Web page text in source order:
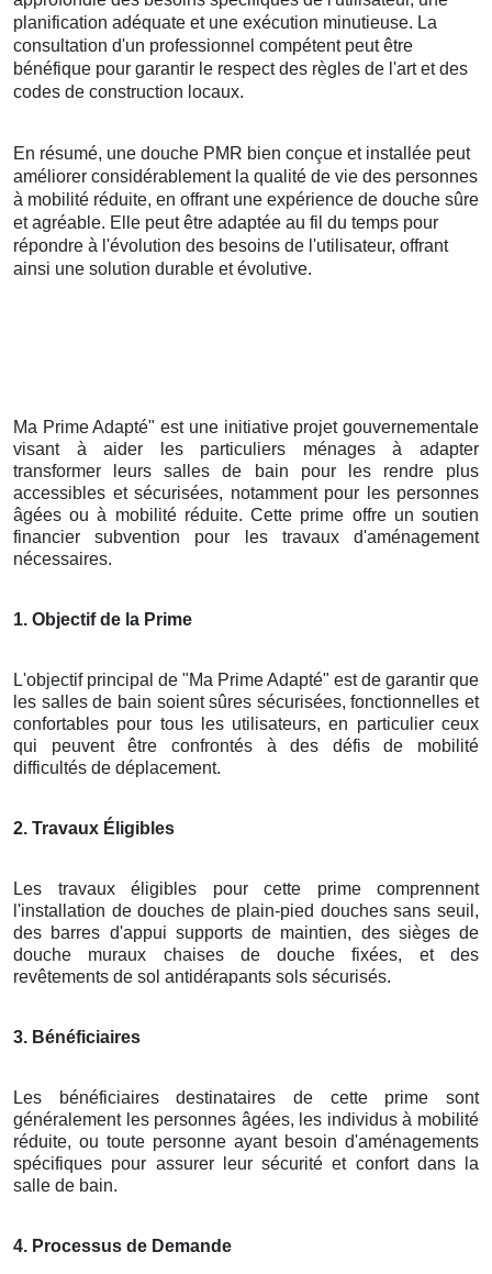
planification adéquate et une exécution minutieuse. La
consultation d'un professionnel compétent peut être
bénéfique pour garantir le respect des règles de l'art et des
codes de construction locaux.
En résumé, une douche PMR bien conçue et installée peut
améliorer considérablement la qualité de vie des personnes
à mobilité réduite, en offrant une expérience de douche sûre
et agréable. Elle peut être adaptée au fil du temps pour
répondre à l'évolution des besoins de l'utilisateur, offrant
ainsi une solution durable et évolutive.
Ma Prime Adapté" est une initiative projet gouvernementale
visant à aider les particuliers ménages à adapter
transformer leurs salles de bain pour les rendre plus
accessibles et sécurisées, notamment pour les personnes
âgées ou à mobilité réduite. Cette prime offre un soutien
financier subvention pour les travaux d'aménagement
nécessaires.
1. Objectif de la Prime
L'objectif principal de "Ma Prime Adapté" est de garantir que
les salles de bain soient sûres sécurisées, fonctionnelles et
confortables pour tous les utilisateurs, en particulier ceux
qui peuvent être confrontés à des défis de mobilité
difficultés de déplacement.
2. Travaux Éligibles
Les travaux éligibles pour cette prime comprennent
l'installation de douches de plain-pied douches sans seuil,
des barres d'appui supports de maintien, des sièges de
douche muraux chaises de douche fixées, et des
revêtements de sol antidérapants sols sécurisés.
3. Bénéficiaires
Les bénéficiaires destinataires de cette prime sont
généralement les personnes âgées, les individus à mobilité
réduite, ou toute personne ayant besoin d'aménagements
spécifiques pour assurer leur sécurité et confort dans la
salle de bain.
4. Processus de Demande